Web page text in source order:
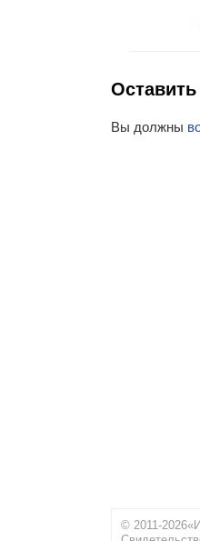
Вы должны
© 2011-